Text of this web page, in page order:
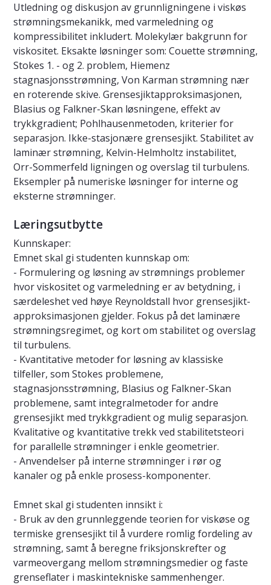
Utledning og diskusjon av grunnligningene i viskøs
strømningsmekanikk, med varmeledning og
kompressibilitet inkludert. Molekylær bakgrunn for
viskositet. Eksakte løsninger som: Couette strømning,
Stokes 1. - og 2. problem, Hiemenz
stagnasjonsstrømning, Von Karman strømning nær
en roterende skive. Grensesjiktapproksimasjonen,
Blasius og Falkner-Skan løsningene, effekt av
trykkgradient; Pohlhausenmetoden, kriterier for
separasjon. Ikke-stasjonære grensesjikt. Stabilitet av
laminær strømning, Kelvin-Helmholtz instabilitet,
Orr-Sommerfeld ligningen og overslag til turbulens.
Eksempler på numeriske løsninger for interne og
eksterne strømninger.
Læringsutbytte
Kunnskaper:
Emnet skal gi studenten kunnskap om:
- Formulering og løsning av strømnings problemer
hvor viskositet og varmeledning er av betydning, i
særdeleshet ved høye Reynoldstall hvor grensesjikt-
approksimasjonen gjelder. Fokus på det laminære
strømningsregimet, og kort om stabilitet og overslag
til turbulens.
- Kvantitative metoder for løsning av klassiske
tilfeller, som Stokes problemene,
stagnasjonsstrømning, Blasius og Falkner-Skan
problemene, samt integralmetoder for andre
grensesjikt med trykkgradient og mulig separasjon.
Kvalitative og kvantitative trekk ved stabilitetsteori
for parallelle strømninger i enkle geometrier.
- Anvendelser på interne strømninger i rør og
kanaler og på enkle prosess-komponenter.
Emnet skal gi studenten innsikt i:
- Bruk av den grunnleggende teorien for viskøse og
termiske grensesjikt til å vurdere romlig fordeling av
strømning, samt å beregne friksjonskrefter og
varmeovergang mellom strømningsmedier og faste
grenseflater i maskintekniske sammenhenger.